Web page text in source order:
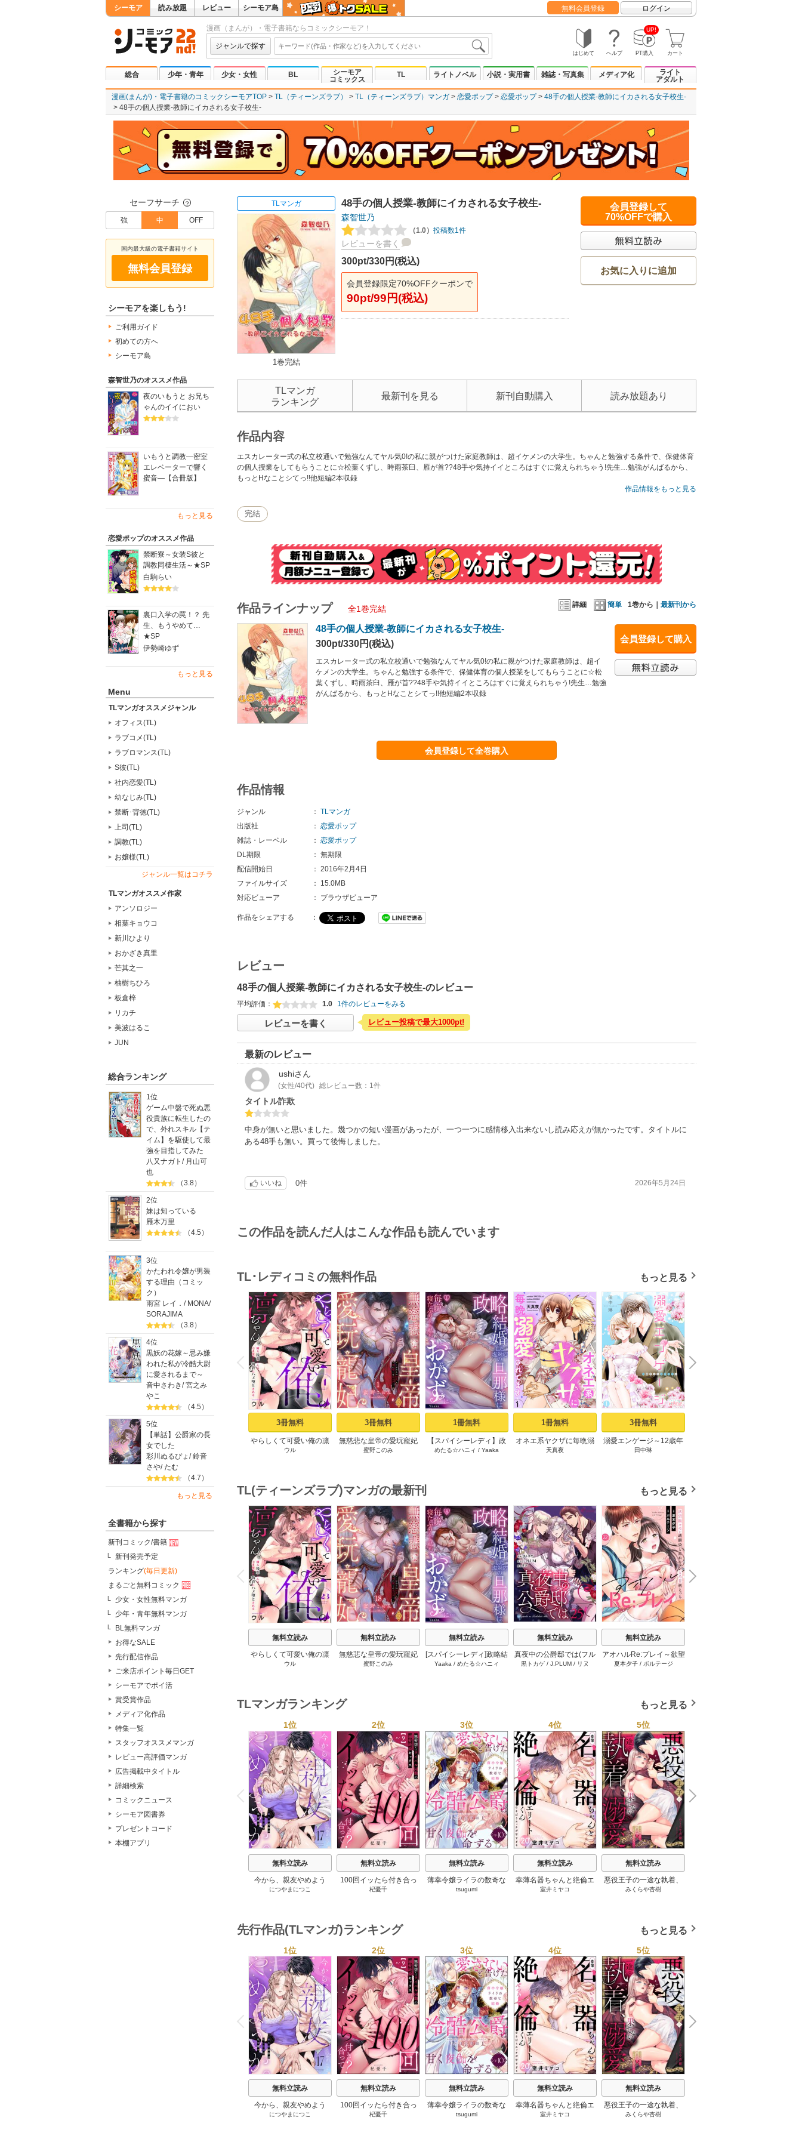
シーモア 読み放題 レビュー シーモア島 無料会員登録 ログイン
漫画（まんが）・電子書籍ならコミックシーモア！
ジャンルで探す
はじめて ヘルプ
UP!
PT購入 カート
総合 少年・青年 少女・女性 BL
シーモア
コミックス
TL ライトノベル 小説・実用書 雑誌・写真集 メディア化
ライト
アダルト
漫画(まんが)・電子書籍のコミックシーモアTOP TL（ティーンズラブ） TL（ティーンズラブ）マンガ 恋愛ポップ 恋愛ポップ
48手の個人授業-教師にイカされる女子校生-
48手の個人授業-教師にイカされる女子校生-
セーフサーチ ？
強 中 OFF
国内最大級の電子書籍サイト
無料会員登録
シーモアを楽しもう!
ご利用ガイド
初めての方へ
シーモア島
森智世乃のオススメ作品
夜のいもうと お兄ち
ゃんのイイにおい
いもうと調教―密室
エレベーターで響く
蜜音―【合冊版】
もっと見る
恋愛ポップのオススメ作品
禁断寮～女装S彼と
調教同棲生活～★SP
白駒らい
裏口入学の罠！？ 先
生、もうやめて…
★SP
伊勢崎ゆず
もっと見る
Menu
TLマンガオススメジャンル
オフィス(TL)
ラブコメ(TL)
ラブロマンス(TL)
S彼(TL)
社内恋愛(TL)
幼なじみ(TL)
禁断･背徳(TL)
上司(TL)
調教(TL)
お嬢様(TL)
ジャンル一覧はコチラ
TLマンガオススメ作家
アンソロジー
相葉キョウコ
新川ひより
おかざき真里
芒其之一
柚樹ちひろ
板倉梓
リカチ
美波はるこ
JUN
総合ランキング
1位
ゲーム中盤で死ぬ悪
役貴族に転生したの
で、外れスキル【テ
イム】を駆使して最
強を目指してみた
八又ナガト / 月山可
也
（3.8）
2位
妹は知っている
雁木万里
（4.5）
3位
かたわれ令嬢が男装
する理由（コミッ
ク）
雨宮 レイ． / MONA/
SORAJIMA
（3.8）
4位
黒妖の花嫁～忌み嫌
われた私が冷酷大尉
に愛されるまで～
音中さわき/宮之み
やこ
（4.5）
5位
【単話】公爵家の長
女でした
彩川ぬるぴょ /鈴音
さや/たむ
（4.7）
もっと見る
全書籍から探す
新刊コミック/書籍
新刊発売予定
ランキング(毎日更新)
まるごと無料コミック
少女・女性無料マンガ
少年・青年無料マンガ
BL無料マンガ
お得なSALE
先行配信作品
ご来店ポイント毎日GET
シーモアでポイ活
賞受賞作品
メディア化作品
特集一覧
スタッフオススメマンガ
レビュー高評価マンガ
広告掲載中タイトル
詳細検索
コミックニュース
シーモア図書券
プレゼントコード
本棚アプリ
TLマンガ
1巻完結
48手の個人授業-教師にイカされる女子校生-
森智世乃
（1.0） 投稿数1件
レビューを書く
300pt/330円(税込)
会員登録限定70%OFFクーポンで
90pt/99円(税込)
会員登録して
70%OFFで購入
お気に入りに追加
TLマンガ
ランキング
最新刊を見る 新刊自動購入 読み放題あり
作品内容
エスカレーター式の私立校通いで勉強なんてヤル気0!の私に親がつけた家庭教師は、超イケメンの大学生。ちゃんと勉強する条件で、保健体育
の個人授業をしてもらうことに☆松葉くずし、時雨茶臼、雁が首??48手や気持イイところはすぐに覚えられちゃう!先生…勉強がんばるから、
もっとHなことシてっ!!他短編2本収録
作品情報をもっと見る
完結
詳細 簡単 1巻から｜ 最新刊から
作品ラインナップ 全1巻完結
会員登録して購入
48手の個人授業-教師にイカされる女子校生-
300pt/330円(税込)
エスカレーター式の私立校通いで勉強なんてヤル気0!の私に親がつけた家庭教師は、超イ
ケメンの大学生。ちゃんと勉強する条件で、保健体育の個人授業をしてもらうことに☆松
葉くずし、時雨茶臼、雁が首??48手や気持イイところはすぐに覚えられちゃう!先生…勉強
がんばるから、もっとHなことシてっ!!他短編2本収録
会員登録して全巻購入
作品情報
ジャンル ： TLマンガ
出版社
： 恋愛ポップ
雑誌・レーベル
： 恋愛ポップ
DL期限
： 無期限
配信開始日
： 2016年2月4日
ファイルサイズ
：
15.0MB
対応ビューア
： ブラウザビューア
作品をシェアする ：
レビュー
48手の個人授業-教師にイカされる女子校生-のレビュー
平均評価： 1.0 1件のレビューをみる
レビューを書く レビュー投稿で最大1000pt!
最新のレビュー
ushiさん
(女性/40代) 総レビュー数：1件
タイトル詐欺
中身が無いと思いました。幾つかの短い漫画があったが、一つ一つに感情移入出来ないし読み応えが無かったです。タイトルに
ある48手も無い。買って後悔しました。
いいね 0件 2026年5月24日
この作品を読んだ人はこんな作品も読んでいます
TL･レディコミの無料作品 もっと見る
P
r
e
v
i
o
u
s
3冊無料
やらしくて可愛い俺の凛
ちゃん。～隣人後輩くん
ウル
3冊無料
無慈悲な皇帝の愛玩寵妃
―おわらぬ快楽、閨に響
蜜野このみ
1冊無料
【スパイシーレディ】政
略結婚した塩対応の旦那
めたる☆ハニィ / Yaaka
1冊無料
オネエ系ヤクザに毎晩溺
愛されてます【描き下ろ
天真夜
3冊無料
溺愛エンゲージ～12歳年
上のオジサマと～ 1巻
田中琳
N
e
x
t
TL(ティーンズラブ)マンガの最新刊 もっと見る
P
r
e
v
i
o
u
s
無料立読み
やらしくて可愛い俺の凛
ちゃん。～隣人後輩くん
ウル
無料立読み
無慈悲な皇帝の愛玩寵妃
―おわらぬ快楽、閨に響
蜜野このみ
無料立読み
[スパイシーレディ]政略結
婚した塩対応の旦那様は
Yaaka / めたる☆ハニィ
無料立読み
真夜中の公爵邸では(フル
カラー) 25巻
黒トカゲ / J.PLUM / リヌ
無料立読み
アオハルRe:プレイ～欲望
駄々モレ幼馴染と焦れキ
夏本夕子/ ボルテージ
N
e
x
t
TLマンガランキング もっと見る
P
r
e
v
i
o
u
s
1位
無料立読み
今から、親友やめよう
か。～腐れ縁同僚は甘い
につやまにつこ
2位
無料立読み
100回イッたら付き合っ
て？ 無愛想なライバル同
杞憂千
3位
無料立読み
薄幸令嬢ライラの数奇な
結婚 愛さないと告げた冷
tsugumi
4位
無料立読み
幸薄名器ちゃんと絶倫エ
リートくん むさぼりエッ
室井ミヤコ
5位
無料立読み
悪役王子の一途な執着、
果てない溺愛。 モブ令嬢
みくらや杏樹
N
e
x
t
先行作品(TLマンガ)ランキング もっと見る
P
r
e
v
i
o
u
s
1位
無料立読み
今から、親友やめよう
か。～腐れ縁同僚は甘い
につやまにつこ
2位
無料立読み
100回イッたら付き合っ
て？ 無愛想なライバル同
杞憂千
3位
無料立読み
薄幸令嬢ライラの数奇な
結婚 愛さないと告げた冷
tsugumi
4位
無料立読み
幸薄名器ちゃんと絶倫エ
リートくん むさぼりエッ
室井ミヤコ
5位
無料立読み
悪役王子の一途な執着、
果てない溺愛。 モブ令嬢
みくらや杏樹
N
e
x
t